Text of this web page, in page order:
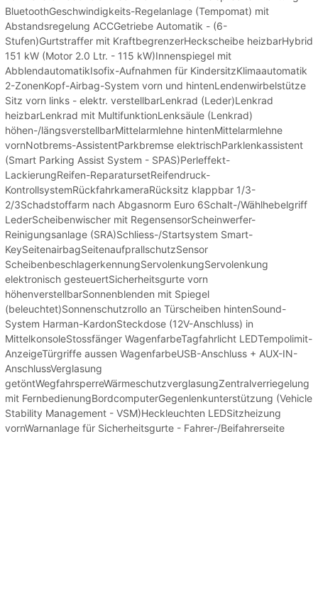
BluetoothGeschwindigkeits-Regelanlage (Tempomat) mit
Abstandsregelung ACCGetriebe Automatik - (6-
Stufen)Gurtstraffer mit KraftbegrenzerHeckscheibe heizbarHybrid
151 kW (Motor 2.0 Ltr. - 115 kW)Innenspiegel mit
AbblendautomatikIsofix-Aufnahmen für KindersitzKlimaautomatik
2-ZonenKopf-Airbag-System vorn und hintenLendenwirbelstütze
Sitz vorn links - elektr. verstellbarLenkrad (Leder)Lenkrad
heizbarLenkrad mit MultifunktionLenksäule (Lenkrad)
höhen-/längsverstellbarMittelarmlehne hintenMittelarmlehne
vornNotbrems-AssistentParkbremse elektrischParklenkassistent
(Smart Parking Assist System - SPAS)Perleffekt-
LackierungReifen-ReparatursetReifendruck-
KontrollsystemRückfahrkameraRücksitz klappbar 1/3-
2/3Schadstoffarm nach Abgasnorm Euro 6Schalt-/Wählhebelgriff
LederScheibenwischer mit RegensensorScheinwerfer-
Reinigungsanlage (SRA)Schliess-/Startsystem Smart-
KeySeitenairbagSeitenaufprallschutzSensor
ScheibenbeschlagerkennungServolenkungServolenkung
elektronisch gesteuertSicherheitsgurte vorn
höhenverstellbarSonnenblenden mit Spiegel
(beleuchtet)Sonnenschutzrollo an Türscheiben hintenSound-
System Harman-KardonSteckdose (12V-Anschluss) in
MittelkonsoleStossfänger WagenfarbeTagfahrlicht LEDTempolimit-
AnzeigeTürgriffe aussen WagenfarbeUSB-Anschluss + AUX-IN-
AnschlussVerglasung
getöntWegfahrsperreWärmeschutzverglasungZentralverriegelung
mit FernbedienungBordcomputerGegenlenkunterstützung (Vehicle
Stability Management - VSM)Heckleuchten LEDSitzheizung
vornWarnanlage für Sicherheitsgurte - Fahrer-/Beifahrerseite